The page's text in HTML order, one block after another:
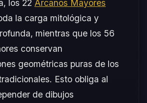
los 22 Arcanos Mayores
la carga mitológica y
mientras que los 56
conservan
geométricas puras de los
Esto obliga al
de dibujos